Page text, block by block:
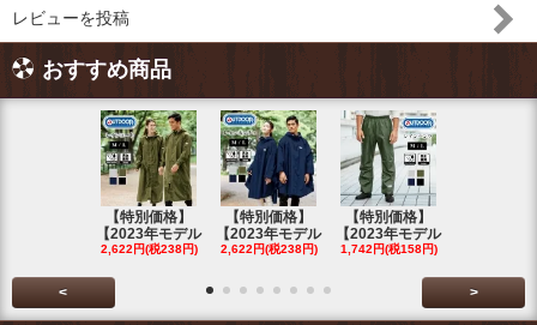
レビューを投稿
おすすめ商品
【特別価格】
【2023年モデル
2,622円(税238円)
【特別価格】
【2023年モデル
2,622円(税238円)
【特別価格】
【2023年モデル
1,742円(税158円)
< >